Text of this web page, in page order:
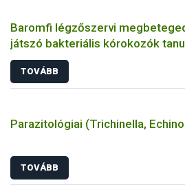
Baromfi légzőszervi
játszó bakteriális kórokozók
TOVÁBB
Parazitológiai (Trichinella,
TOVÁBB